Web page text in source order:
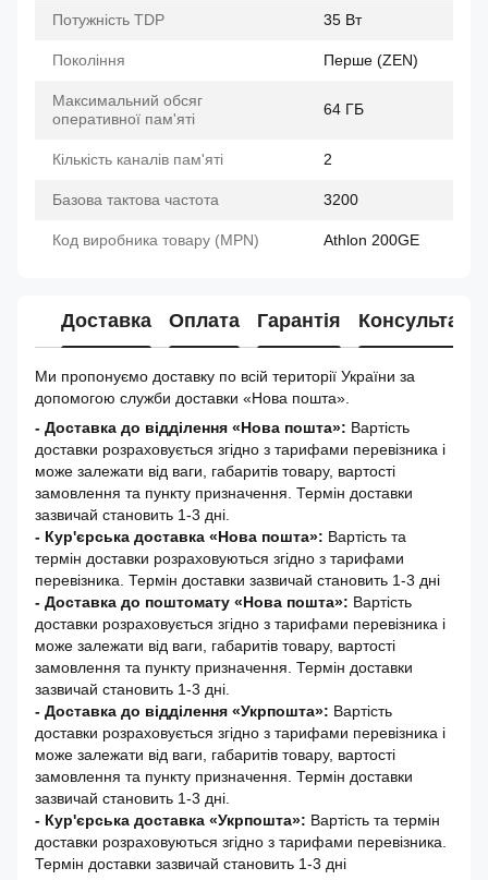
Потужність TDP 35 Вт
Покоління Перше (ZEN)
Максимальний обсяг
оперативної пам'яті
64 ГБ
Кількість каналів пам'яті 2
Базова тактова частота 3200
Код виробника товару (MPN) Athlon 200GE
Доставка Оплата Гарантія Консультація
Ми пропонуємо доставку по всій території України за
допомогою служби доставки «Нова пошта».
- Доставка до відділення «Нова пошта»: Вартість
доставки розраховується згідно з тарифами перевізника і
може залежати від ваги, габаритів товару, вартості
замовлення та пункту призначення. Термін доставки
зазвичай становить 1-3 дні.
- Кур'єрська доставка «Нова пошта»: Вартість та
термін доставки розраховуються згідно з тарифами
перевізника. Термін доставки зазвичай становить 1-3 дні
- Доставка до поштомату «Нова пошта»: Вартість
доставки розраховується згідно з тарифами перевізника і
може залежати від ваги, габаритів товару, вартості
замовлення та пункту призначення. Термін доставки
зазвичай становить 1-3 дні.
- Доставка до відділення «Укрпошта»: Вартість
доставки розраховується згідно з тарифами перевізника і
може залежати від ваги, габаритів товару, вартості
замовлення та пункту призначення. Термін доставки
зазвичай становить 1-3 дні.
- Кур'єрська доставка «Укрпошта»: Вартість та термін
доставки розраховуються згідно з тарифами перевізника.
Термін доставки зазвичай становить 1-3 дні